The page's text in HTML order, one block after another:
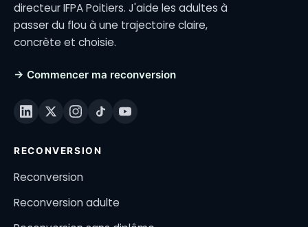
directeur IFPA Poitiers. J'aide les adultes à
passer du flou à une trajectoire claire,
concrète et choisie.
→ Commencer ma reconversion
RECONVERSION
Reconversion
Reconversion adulte